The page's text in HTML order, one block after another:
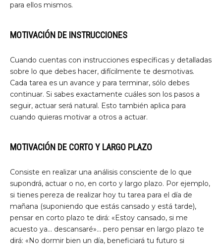
para ellos mismos.
MOTIVACIÓN DE INSTRUCCIONES
Cuando cuentas con instrucciones específicas y detalladas
sobre lo que debes hacer, difícilmente te desmotivas.
Cada tarea es un avance y para terminar, sólo debes
continuar. Si sabes exactamente cuáles son los pasos a
seguir, actuar será natural. Esto también aplica para
cuando quieras motivar a otros a actuar.
MOTIVACIÓN DE CORTO Y LARGO PLAZO
Consiste en realizar una análisis consciente de lo que
supondrá, actuar o no, en corto y largo plazo. Por ejemplo,
si tienes pereza de realizar hoy tu tarea para el día de
mañana (suponiendo que estás cansado y está tarde),
pensar en corto plazo te dirá: «Estoy cansado, si me
acuesto ya… descansaré»… pero pensar en largo plazo te
dirá: «No dormir bien un día, beneficiará tu futuro si